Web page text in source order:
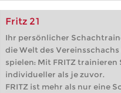
Fritz 21
Ihr persönlicher
die Welt des
spielen: Mit FRITZ
individueller als je zuvor.
FRITZ ist mehr als nur eine